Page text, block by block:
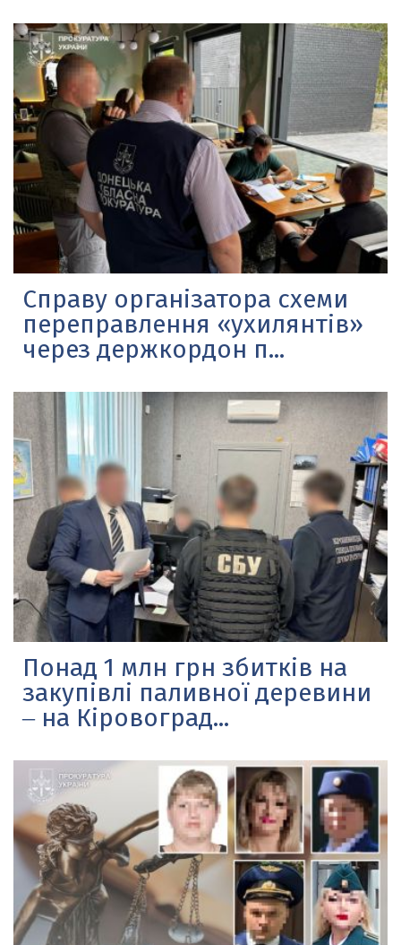
Справу організатора схеми
переправлення «ухилянтів»
через держкордон п...
Понад 1 млн грн збитків на
закупівлі паливної деревини
‒ на Кіровоград...